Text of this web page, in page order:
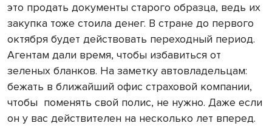
это продать документы старого образца, ведь их
закупка тоже стоила денег. В стране до первого
октября будет действовать переходный период.
Агентам дали время, чтобы избавиться от
зеленых бланков. На заметку автовладельцам:
бежать в ближайший офис страховой компании,
чтобы поменять свой полис, не нужно. Даже если
он у вас действителен на несколько лет вперед.